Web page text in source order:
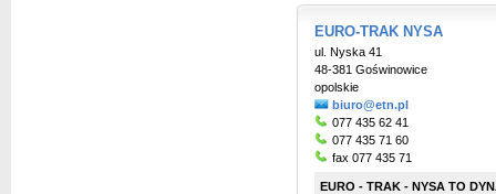
EURO-TRAK NYSA
ul. Nyska 41
48-381 Goświnowice
opolskie
biuro@etn.pl
077 435 62 41
077 435 71 60
fax 077 435 71
EURO - TRAK - NYSA TO